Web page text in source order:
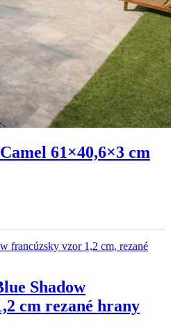
61×40,6×3 cm
Shadow
cm rezané hrany